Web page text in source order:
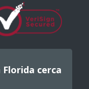
cerca